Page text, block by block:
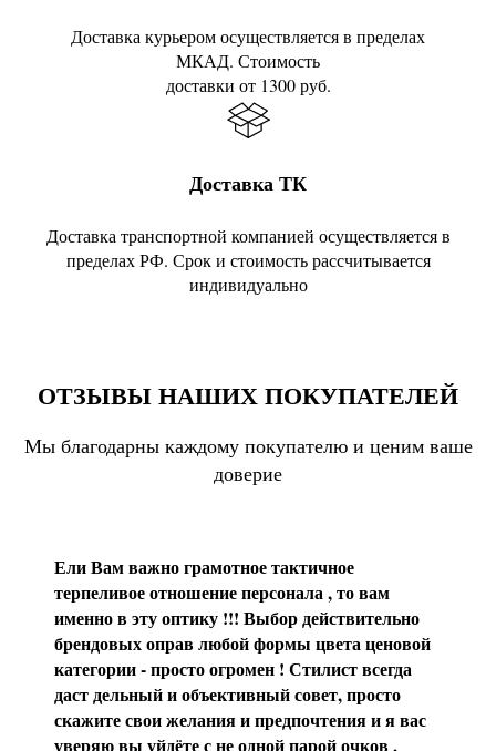
Доставка курьером осуществляется в пределах
МКАД. Стоимость
доставки от 1300 руб.
Доставка ТК
Доставка транспортной компанией осуществляется в
пределах РФ. Срок и стоимость рассчитывается
индивидуально
ОТЗЫВЫ НАШИХ ПОКУПАТЕЛЕЙ
Мы благодарны каждому покупателю и ценим ваше
доверие
Ели Вам важно грамотное тактичное
терпеливое отношение персонала , то вам
именно в эту оптику !!! Выбор действительно
брендовых оправ любой формы цвета ценовой
категории - просто огромен ! Стилист всегда
даст дельный и объективный совет, просто
скажите свои желания и предпочтения и я вас
уверяю вы уйдёте с не одной парой очков ,